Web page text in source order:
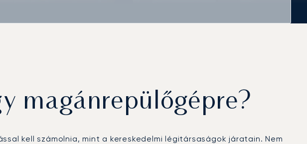
magánrepülőgépre?
kell számolnia, mint a kereskedelmi légitársaságok járatain. Nem